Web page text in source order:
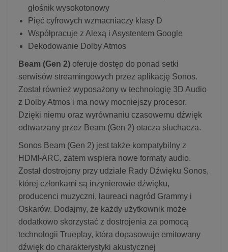
głośnik wysokotonowy
Pięć cyfrowych wzmacniaczy klasy D
Współpracuje z Alexą i Asystentem Google
Dekodowanie Dolby Atmos
Beam (Gen 2) oferuje dostęp do ponad setki
serwisów streamingowych przez aplikację Sonos.
Został również wyposażony w technologię 3D Audio
z Dolby Atmos i ma nowy mocniejszy procesor.
Dzięki niemu oraz wyrównaniu czasowemu dźwięk
odtwarzany przez Beam (Gen 2) otacza słuchacza.
Sonos Beam (Gen 2) jest także kompatybilny z
HDMI-ARC, zatem wspiera nowe formaty audio.
Został dostrojony przy udziale Rady Dźwięku Sonos,
której członkami są inżynierowie dźwięku,
producenci muzyczni, laureaci nagród Grammy i
Oskarów. Dodajmy, że każdy użytkownik może
dodatkowo skorzystać z dostrojenia za pomocą
technologii Trueplay, która dopasowuje emitowany
dźwięk do charakterystyki akustycznej